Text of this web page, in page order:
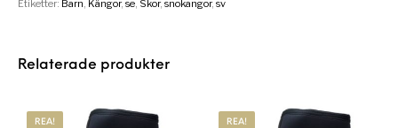
Etiketter: Barn Kängor,se Skor,snokangor,sv
Relaterade produkter
REA! REA!